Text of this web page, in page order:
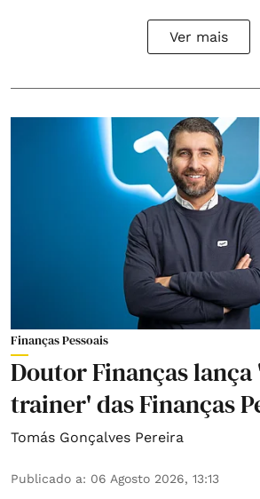
Ver mais
Finanças Pessoais
Doutor Finanças
trainer' das Finanças
Tomás Gonçalves Pereira
Publicado a: 06 Agosto 2026, 13:13